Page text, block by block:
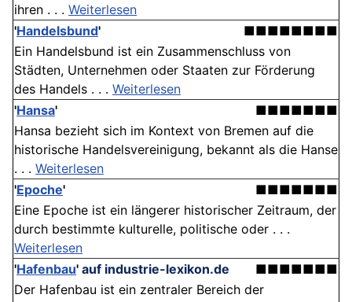
ihren . . . Weiterlesen
'Handelsbund'
■■■■■■■■
Ein Handelsbund ist ein Zusammenschluss von
Städten, Unternehmen oder Staaten zur Förderung
des Handels . . . Weiterlesen
'Hansa'
■■■■■■■
Hansa bezieht sich im Kontext von Bremen auf die
historische Handelsvereinigung, bekannt als die Hanse
. . . Weiterlesen
'Epoche'
■■■■■■■
Eine Epoche ist ein längerer historischer Zeitraum, der
durch bestimmte kulturelle, politische oder . . .
Weiterlesen
'Hafenbau' auf industrie-lexikon.de
■■■■■■■
Der Hafenbau ist ein zentraler Bereich der